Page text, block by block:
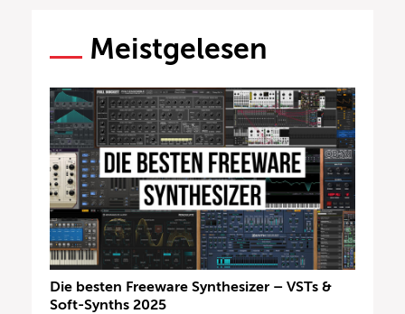
Meistgelesen
Die besten Freeware Synthesizer – VSTs &
Soft-Synths 2025